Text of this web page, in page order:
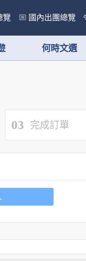
覽 國內出團總覽
何時文選
03 完成訂單